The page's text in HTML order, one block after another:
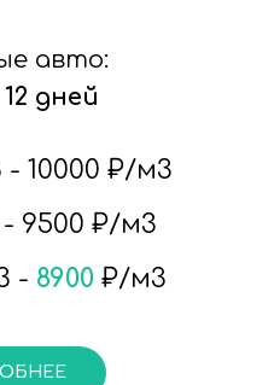
- 8900 ₽/м3
- 9500 ₽/м3
- 10000 ₽/м3
авто:
12 дней